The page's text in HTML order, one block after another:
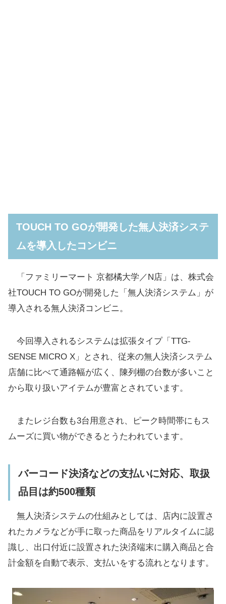
TOUCH TO GOが開発した無人決済システ
ムを導入したコンビニ
「ファミリーマート 京都橘大学／N店」は、株式会
社TOUCH TO GOが開発した「無人決済システム」が
導入される無人決済コンビニ。
今回導入されるシステムは拡張タイプ「TTG-
SENSE MICRO X」とされ、従来の無人決済システム
店舗に比べて通路幅が広く、陳列棚の台数が多いこと
から取り扱いアイテムが豊富とされています。
またレジ台数も3台用意され、ピーク時間帯にもス
ムーズに買い物ができるとうたわれています。
バーコード決済などの支払いに対応、取扱
品目は約500種類
無人決済システムの仕組みとしては、店内に設置さ
れたカメラなどが手に取った商品をリアルタイムに認
識し、出口付近に設置された決済端末に購入商品と合
計金額を自動で表示、支払いをする流れとなります。